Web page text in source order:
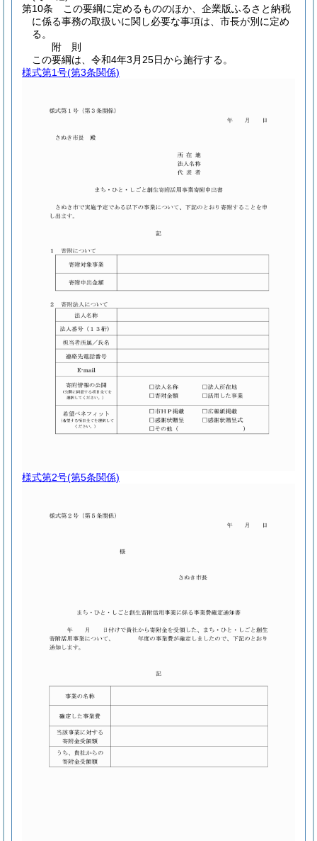
第10条
この要綱に定めるもののほか、企業版ふるさと納税
に係る事務の取扱いに関し必要な事項は、市長が別に定め
る。
附 則
この要綱は、令和4年3月25日から施行する。
様式第1号(第3条関係)
様式第2号(第5条関係)